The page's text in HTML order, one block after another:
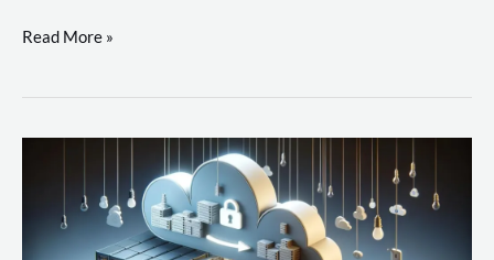
Utilizando
Soluções
AWS
Read More »